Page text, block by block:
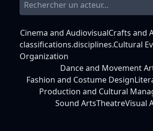
Cinema and AudiovisualCrafts and
classifications.disciplines.Cultural
Organization
Dance and Movement
Fashion and Costume Design
Production and Cultural
Sound ArtsTheatreVisual